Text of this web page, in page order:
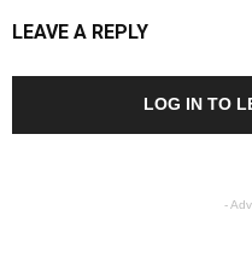
LEAVE A REPLY
LOG IN TO
-